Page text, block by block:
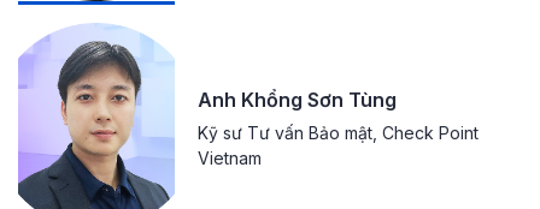
Anh Khổng Sơn Tùng
Kỹ sư Tư vấn Bảo mật, Check Point
Vietnam